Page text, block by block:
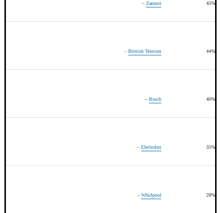
– Zanussi 45%
– Brittish Telecom 44%
– Bosch 40%
– Electrolux 35%
– Whirlpool 28%